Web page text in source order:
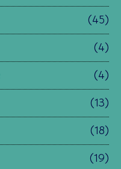
(45)
(4)
(4)
(13)
(18)
(19)